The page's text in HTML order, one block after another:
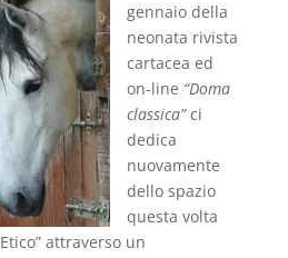
gennaio della
neonata rivista
cartacea ed
on-line “Doma
classica”ci
dedica
nuovamente
dello spazio
questa volta
attraverso un